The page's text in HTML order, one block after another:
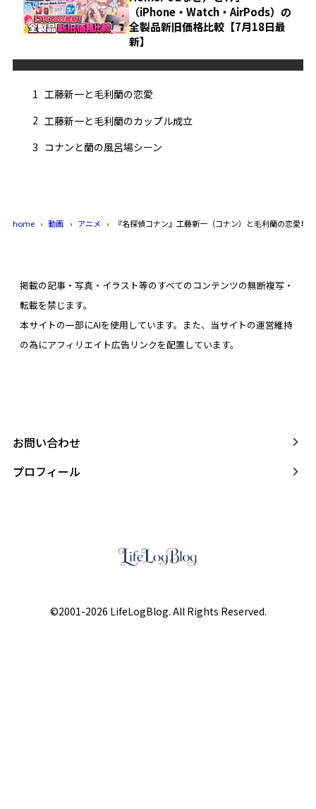
（iPhone・Watch・AirPods）の
全製品新旧価格比較【7月18日最
新】
1 工藤新一と毛利蘭の恋愛
2 工藤新一と毛利蘭のカップル成立
3 コナンと蘭の風呂場シーン
home 動画 アニメ 『名探偵コナン』工藤新一（コナン）と毛利蘭の恋愛事
掲載の記事・写真・イラスト等のすべてのコンテンツの無断複写・
転載を禁じます。
本サイトの一部にAIを使用しています。また、当サイトの運営維持
の為にアフィリエイト広告リンクを配置しています。
お問い合わせ
プロフィール
©2001-2026 LifeLogBlog. All Rights Reserved.